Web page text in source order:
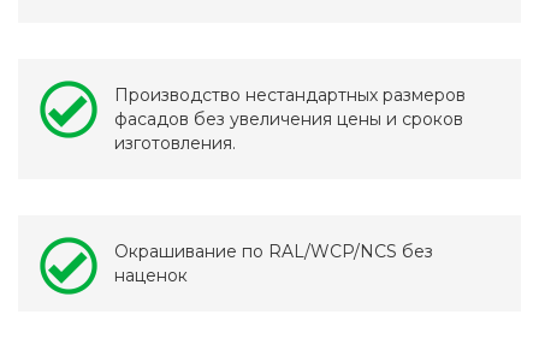
Производство нестандартных размеров
фасадов без увеличения цены и сроков
изготовления.
Окрашивание по RAL/WCP/NCS без
наценок